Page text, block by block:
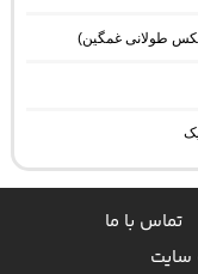
تماس با ما
سایت